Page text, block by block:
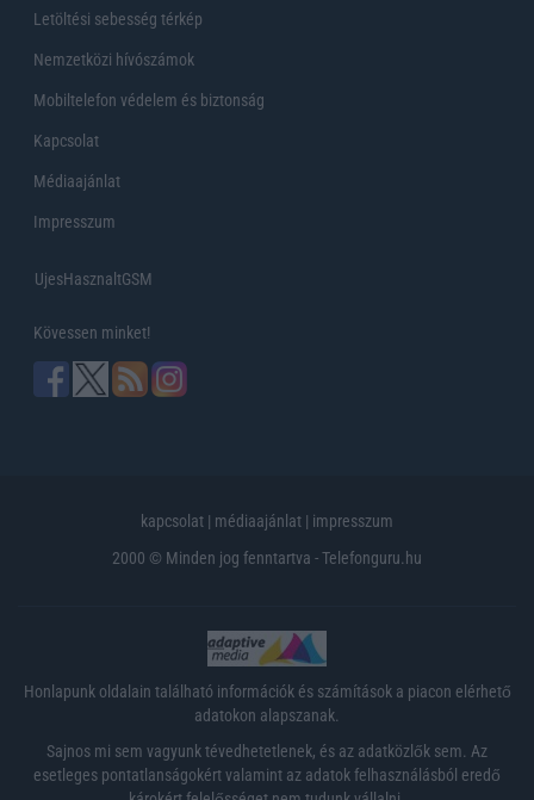
Letöltési sebesség térkép
Nemzetközi hívószámok
Mobiltelefon védelem és biztonság
Kapcsolat
Médiaajánlat
Impresszum
UjesHasznaltGSM
Kövessen minket!
kapcsolat | médiaajánlat | impresszum
2000 © Minden jog fenntartva - Telefonguru.hu
Honlapunk oldalain található információk és számítások a piacon elérhető
adatokon alapszanak.
Sajnos mi sem vagyunk tévedhetetlenek, és az adatközlők sem. Az
esetleges pontatlanságokért valamint az adatok felhasználásból eredő